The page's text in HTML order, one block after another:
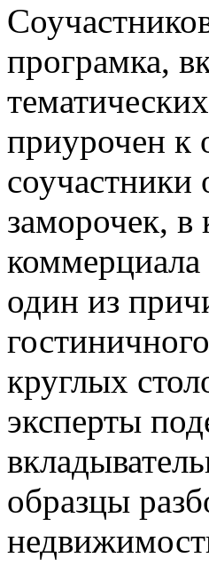
програмка,
приурочен к
соучастники
заморочек, в
один из
круглых
эксперты
образцы